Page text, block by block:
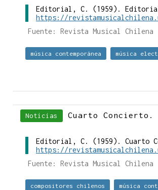
Editorial, C. (1959).
https://
Fuente: Revista Musical Chilena
música contemporánea música
Noticias Cuarto Concierto.
Editorial, C. (1959). Cuarto
https://
Fuente: Revista Musical Chilena
compositores chilenos música